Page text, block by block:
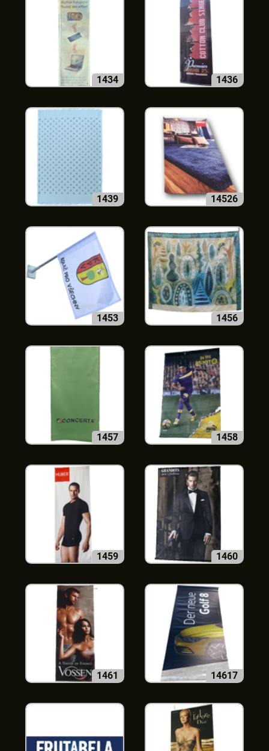
1434 1436
1439 14526
1453 1456
1457 1458
1459 1460
1461 14617